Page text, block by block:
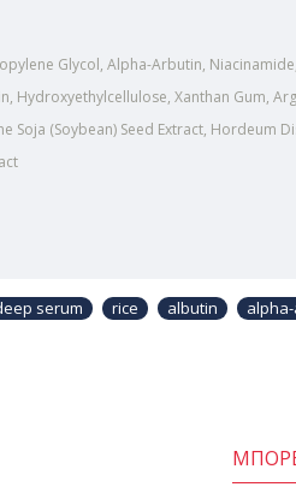
Glycol, Alpha-Arbutin,
Xanthan Gum,
(Soybean) Seed Extract, Hordeum
serum rice albutin